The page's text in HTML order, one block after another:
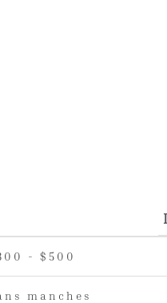
- $500
manches